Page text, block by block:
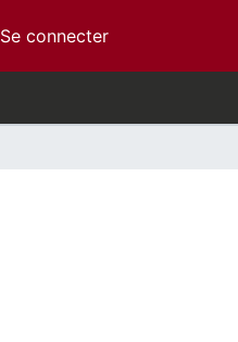
Se connecter(current)